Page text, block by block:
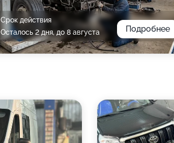
Срок действия
Осталось 2 дня, до 8 августа
Подробнее